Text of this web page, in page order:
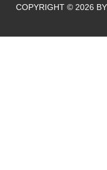
COPYRIGHT © 2026